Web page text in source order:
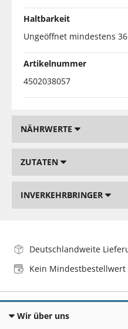
Haltbarkeit
Ungeöffnet mindestens
Artikelnummer
4502038057
NÄHRWERTE
ZUTATEN
INVERKEHRBRINGER
Deutschlandweite
Kein Mindestbestellwert
Wir über uns